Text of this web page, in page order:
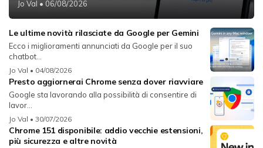
Jo Val • 06/08/2026
Le ultime novità rilasciate da Google per Gemini
Ecco i miglioramenti annunciati da Google per il suo
chatbot...
Jo Val • 04/08/2026
Presto aggiornerai Chrome senza dover riavviare
Google sta lavorando alla possibilità di consentire di
lavor...
Jo Val • 30/07/2026
Chrome 151 disponibile: addio vecchie estensioni,
più sicurezza e altre novità